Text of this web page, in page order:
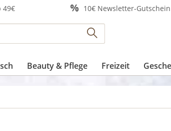
49€ 10€ Newsletter-Gutschein
Beauty & Pflege Freizeit